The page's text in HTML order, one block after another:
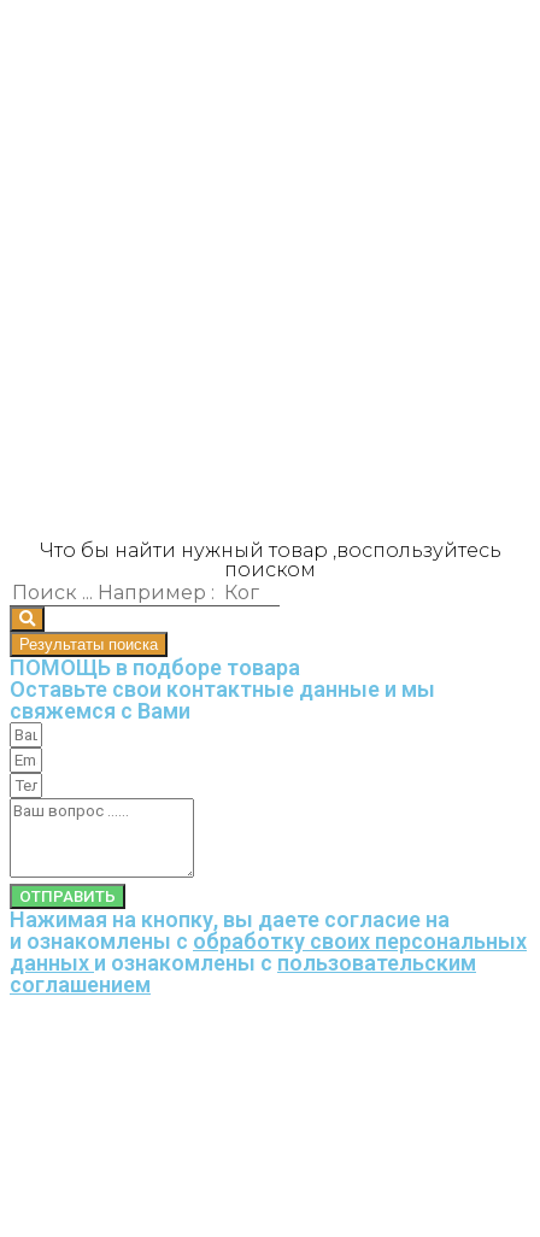
Что бы найти нужный товар ,воспользуйтесь
поиском
Результаты поиска
ПОМОЩЬ в подборе товара
Оставьте свои контактные данные и мы
свяжемся с Вами
ОТПРАВИТЬ
Нажимая на кнопку, вы даете согласие на
и ознакомлены с обработку своих персональных
данных и ознакомлены с пользовательским
соглашением